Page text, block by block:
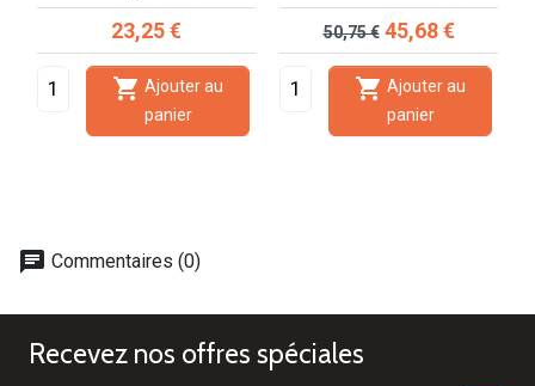
Prix
23,25 €
 Ajouter au
panier
Prix de base
50,75 € Prix
45,68 €
 Ajouter au
panier
chat Commentaires (0)
Recevez nos offres spéciales